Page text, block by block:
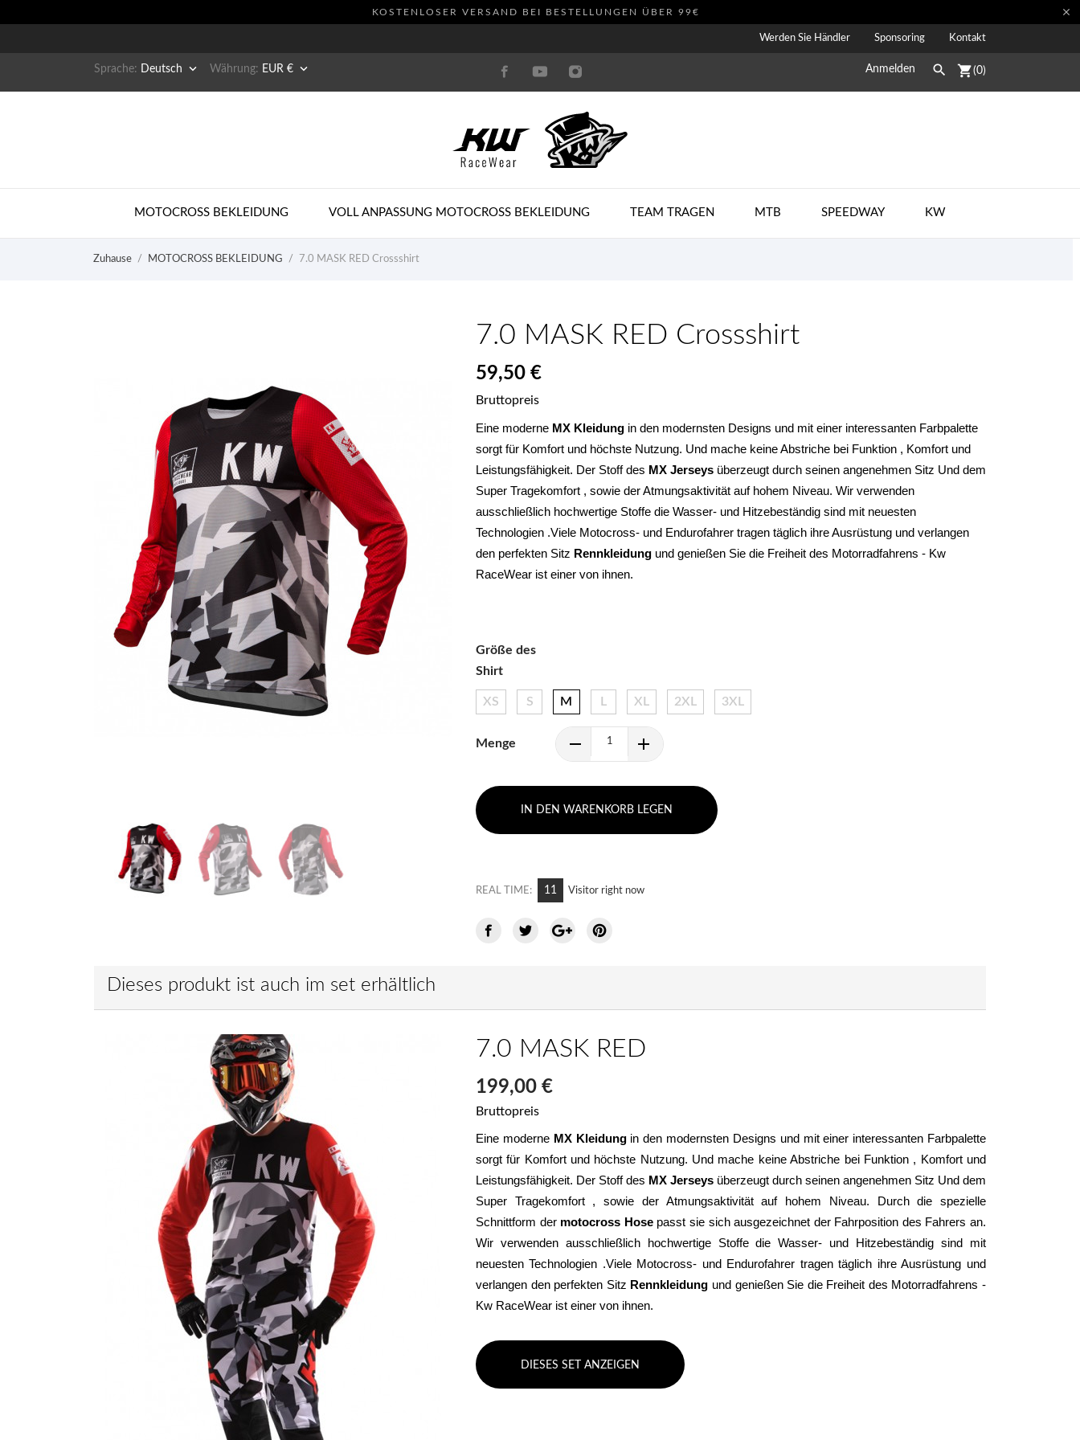
KOSTENLOSER VERSAND BEI BESTELLUNGEN ÜBER 99€ 
Werden Sie Händler Sponsoring Kontakt
Sprache: Deutsch  Währung: EUR €  Anmelden  shopping_cart(0)
MOTOCROSS BEKLEIDUNG VOLL ANPASSUNG MOTOCROSS BEKLEIDUNG TEAM TRAGEN MTB SPEEDWAY KW
Zuhause MOTOCROSS BEKLEIDUNG 7.0 MASK RED Crossshirt
7.0 MASK RED Crossshirt
59,50 €
Bruttopreis
Eine moderne MX Kleidung in den modernsten Designs und mit einer interessanten Farbpalette
sorgt für Komfort und höchste Nutzung. Und mache keine Abstriche bei Funktion , Komfort und
Leistungsfähigkeit. Der Stoff des MX Jerseys überzeugt durch seinen angenehmen Sitz Und dem
Super Tragekomfort , sowie der Atmungsaktivität auf hohem Niveau. Wir verwenden
ausschließlich hochwertige Stoffe die Wasser- und Hitzebeständig sind mit neuesten
Technologien .Viele Motocross- und Endurofahrer tragen täglich ihre Ausrüstung und verlangen
den perfekten Sitz Rennkleidung und genießen Sie die Freiheit des Motorradfahrens - Kw
RaceWear ist einer von ihnen.
Größe des
Shirt
XS S M L XL 2XL 3XL
Menge
IN DEN WARENKORB LEGEN
REAL TIME: 8 Visitor right now
Dieses produkt ist auch im set erhältlich
7.0 MASK RED
199,00 €
Bruttopreis
Eine moderne MX Kleidung in den modernsten Designs und mit einer interessanten Farbpalette
sorgt für Komfort und höchste Nutzung. Und mache keine Abstriche bei Funktion , Komfort und
Leistungsfähigkeit. Der Stoff des MX Jerseys überzeugt durch seinen angenehmen Sitz Und dem
Super Tragekomfort , sowie der Atmungsaktivität auf hohem Niveau. Durch die spezielle
Schnittform der motocross Hose passt sie sich ausgezeichnet der Fahrposition des Fahrers an.
Wir verwenden ausschließlich hochwertige Stoffe die Wasser- und Hitzebeständig sind mit
neuesten Technologien .Viele Motocross- und Endurofahrer tragen täglich ihre Ausrüstung und
verlangen den perfekten Sitz Rennkleidung und genießen Sie die Freiheit des Motorradfahrens -
Kw RaceWear ist einer von ihnen.
DIESES SET ANZEIGEN